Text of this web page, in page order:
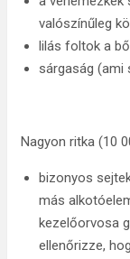
valószínűleg
lilás foltok a
sárgaság (ami
Nagyon ritka (10
bizonyos
más
kezelőorvosa
ellenőrizze,